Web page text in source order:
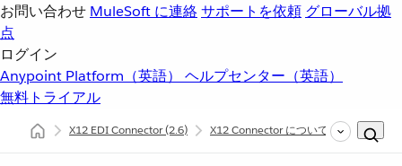
お問い合わせ MuleSoft に連絡サポートを依頼 グローバル拠
点
ログイン
Anypoint Platform（英語） ヘルプセンター（英語）
無料トライアル
X12 EDI Connector(2.6) X12 Connector について